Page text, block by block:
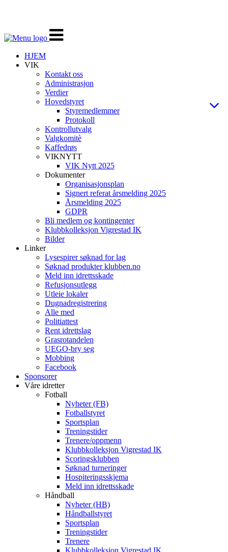
Veksle
navigasjon
HJEM
VIK
Kontakt oss
Administrasjon
Verdier
Hovedstyret
Styremedlemmer
Protokoll
Kontrollutvalg
Valgkomitè
Kaffedrøs
VIKNYTT
VIK Nytt 2025
Dokumenter
Organisasjonsplan
Signert referat årsmelding 2025
Årsmelding 2025
GDPR
Bli medlem og kontingenter
Klubbkolleksjon Vigrestad IK
Bilder
Linker
Lysespirer søknad for lag
Søknad produkter klubben.no
Meld inn idrettsskade
Refusjonsutlegg
Utleie lokaler
Dugnadregistrering
Alle med
Politiattest
Rent idrettslag
Grasrotandelen
UEGO-bry seg
Mobbing
Facebook
Sponsorer
Våre idretter
Fotball
Nyheter (FB)
Fotballstyret
Sportsplan
Treningstider
Trenere/oppmenn
Klubbkolleksjon Vigrestad IK
Scoringsklubben
Søknad turneringer
Hospiteringsskjema
Meld inn idrettsskade
Håndball
Nyheter (HB)
Håndballstyret
Sportsplan
Treningstider
Trenere
Klubbkolleksjon Vigrestad IK